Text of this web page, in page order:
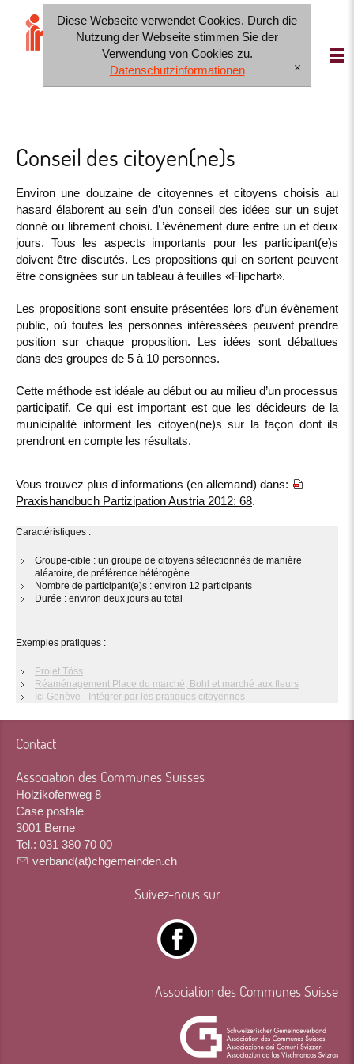
Diese Webseite verwendet Cookies. Durch die
Nutzung der Webseite stimmen Sie der
Verwendung von Cookies zu.
Datenschutzinformationen
[x]
IT FR DE
Conseil des citoyen(ne)s
Environ une douzaine de citoyennes et citoyens choisis au
hasard élaborent au sein d’un conseil des idées sur un sujet
donné ou librement choisi. L’évènement dure entre un et deux
jours. Tous les aspects importants pour les participant(e)s
doivent être discutés. Les propositions qui en sortent peuvent
être consignées sur un tableau à feuilles «Flipchart».
Les propositions sont ensuite présentées lors d’un évènement
public, où toutes les personnes intéressées peuvent prendre
position sur chaque proposition. Les idées sont débattues
dans des groupes de 5 à 10 personnes.
Cette méthode est idéale au début ou au milieu d’un processus
participatif. Ce qui est important est que les décideurs de la
municipalité informent les citoyen(ne)s sur la façon dont ils
prendront en compte les résultats.
Vous trouvez plus d'informations (en allemand) dans:
Praxishandbuch Partizipation Austria 2012: 68.
Caractéristiques :
Groupe-cible : un groupe de citoyens sélectionnés de manière
aléatoire, de préférence hétérogène
Nombre de participant(e)s : environ 12 participants
Durée : environ deux jours au total
Exemples pratiques :
Projet Töss
Réaménagement Place du marché, Bohl et marché aux fleurs
Ici Genève - Intégrer par les pratiques citoyennes
Contact
Association des Communes Suisses
Holzikofenweg 8
Case postale
3001 Berne
Tel.: 031 380 70 00
verband(at)chgemeinden.ch
Suivez-nous sur
Association des Communes Suisse